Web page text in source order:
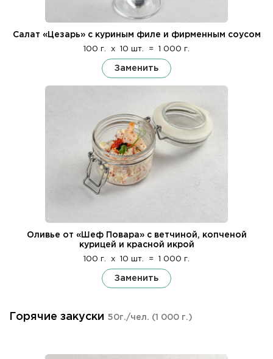
Салат «Цезарь» с куриным филе и фирменным соусом
100 г. x 10 шт. = 1 000 г.
Заменить
Оливье от «Шеф Повара» с ветчиной, копченой
курицей и красной икрой
100 г. x 10 шт. = 1 000 г.
Заменить
Горячие закуски 50г./чел. (1 000 г.)